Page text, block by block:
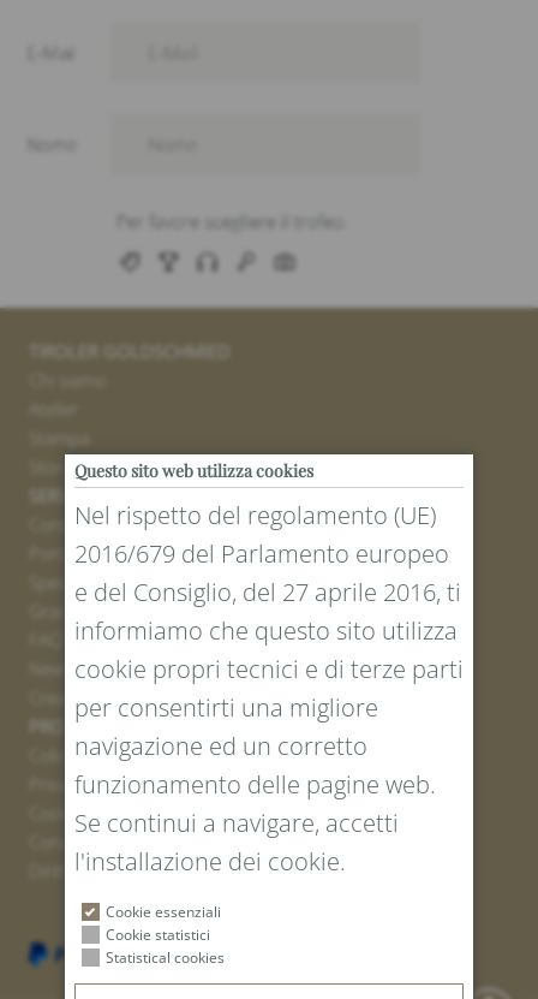
TIROLER GOLDSCHMIED
Stores
SERVICE
Contatto
Portale resi
Spedizione
Grandezze e lunghezze
Newsletter iscrizione
Creare un buono
PROTEZIONE LEGALE E DEI DATI
Colofone
Privacy Policy
Cookies
Diritto di recesso
Questo sito web utilizza cookies
Nel rispetto del regolamento (UE)
2016/679 del Parlamento europeo
e del Consiglio, del 27 aprile 2016, ti
informiamo che questo sito utilizza
cookie propri tecnici e di terze parti
per consentirti una migliore
navigazione ed un corretto
funzionamento delle pagine web.
Se continui a navigare, accetti
l'installazione dei cookie.
Cookie essenziali
Cookie statistici
Statistical cookies